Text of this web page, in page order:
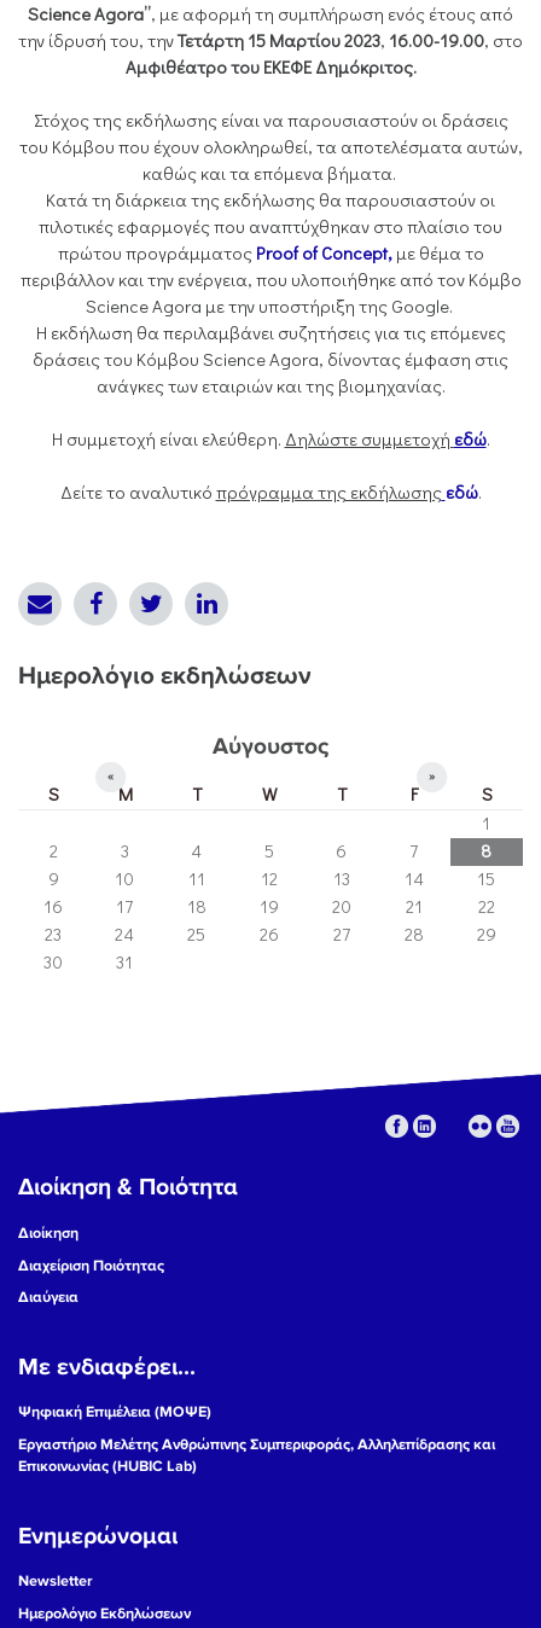
Science Agora”, με αφορμή τη συμπλήρωση ενός έτους από
την ίδρυσή του, τηνΤετάρτη 15 Μαρτίου 2023, 16.00-19.00, στο
Αμφιθέατρο του ΕΚΕΦΕ Δημόκριτος.
Στόχος της εκδήλωσης είναι να παρουσιαστούν οι δράσεις
του Κόμβου που έχουν ολοκληρωθεί, τα αποτελέσματα αυτών,
καθώς και τα επόμενα βήματα.
Κατά τη διάρκεια της εκδήλωσης θα παρουσιαστούν οι
πιλοτικές εφαρμογές που αναπτύχθηκαν στο πλαίσιο του
πρώτου προγράμματος Proof of Concept,με θέμα το
περιβάλλον και την ενέργεια, που υλοποιήθηκε από τον Κόμβο
Science Agora με την υποστήριξη της Google.
Η εκδήλωση θα περιλαμβάνει συζητήσεις για τις επόμενες
δράσεις του Κόμβου Science Agora, δίνοντας έμφαση στις
ανάγκες των εταιριών και της βιομηχανίας.
Η συμμετοχή είναι ελεύθερη. Δηλώστε συμμετοχή εδώ.
Δείτε το αναλυτικό πρόγραμμα της εκδήλωσης εδώ.
Ημερολόγιο εκδηλώσεων
Αύγουστος
« »
S M T W T F
S
1
2
3 4 5 6 7
8
9
10 11 12 13 14
15
16
17 18 19 20 21
22
23
24 25 26 27 28
29
30
31
Διοίκηση & Ποιότητα
Διοίκηση
Διαχείριση Ποιότητας
Διαύγεια
Με ενδιαφέρει...
Ψηφιακή Επιμέλεια (ΜΟΨΕ)
Εργαστήριο Μελέτης Ανθρώπινης Συμπεριφοράς, Αλληλεπίδρασης και
Επικοινωνίας (HUBIC Lab)
Ενημερώνομαι
Newsletter
Ημερολόγιο Εκδηλώσεων